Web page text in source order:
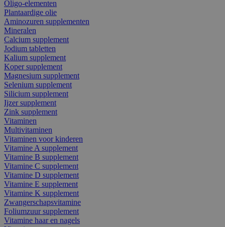
Oligo-elementen
Plantaardige olie
Aminozuren supplementen
Mineralen
Calcium supplement
Jodium tabletten
Kalium supplement
Koper supplement
Magnesium supplement
Selenium supplement
Silicium supplement
Ijzer supplement
Zink supplement
Vitaminen
Multivitaminen
Vitaminen voor kinderen
Vitamine A supplement
Vitamine B supplement
Vitamine C supplement
Vitamine D supplement
Vitamine E supplement
Vitamine K supplement
Zwangerschapsvitamine
Foliumzuur supplement
Vitamine haar en nagels